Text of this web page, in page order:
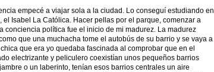
empecé a viajar sola a la ciudad. Lo conseguí estudiando en
el Isabel La Católica. Hacer pellas por el parque, comenzar a
conciencia política fue el inicio de mi madurez. La madurez
que una muchacha tome el autobús de su barrio y se vaya a
que era yo quedaba fascinada al comprobar que en el
electrizante y peliculero coexistían unos pequeños barrios
o un laberinto, tenían esos barrios centrales un aire